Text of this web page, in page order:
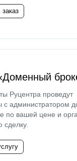
Руцентра проведут
с администратором
по вашей цене и
сделку.